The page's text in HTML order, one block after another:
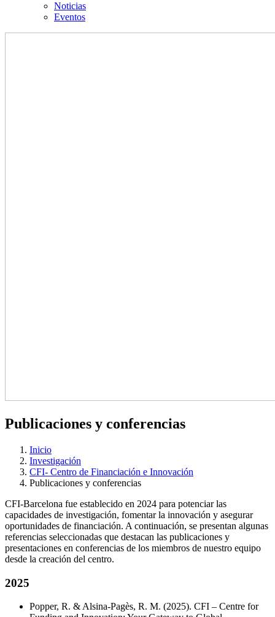
Noticias
Eventos
Publicaciones y conferencias
Inicio
Investigación
CFI- Centro de Financiación e Innovación
Publicaciones y conferencias
CFI-Barcelona fue establecido en 2024 para potenciar las
capacidades de investigación, fomentar la innovación y asegurar
oportunidades de financiación. A continuación, se presentan algunas
referencias seleccionadas que destacan las publicaciones y
presentaciones en conferencias de los miembros de nuestro equipo
desde la creación del centro.
2025
Popper, R. & Alsina-Pagès, R. M. (2025). CFI – Centre for